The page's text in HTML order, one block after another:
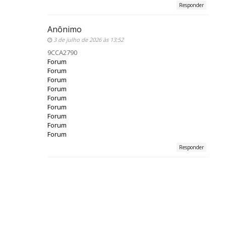
Responder
Anônimo
3 de julho de 2026 às 13:52
9CCA2790
Forum
Forum
Forum
Forum
Forum
Forum
Forum
Forum
Forum
Responder